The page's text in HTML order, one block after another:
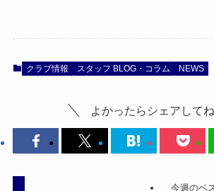
クラブ情報 スタッフ BLOG・コラム NEWS
よかったらシェアしてね
今週のベ